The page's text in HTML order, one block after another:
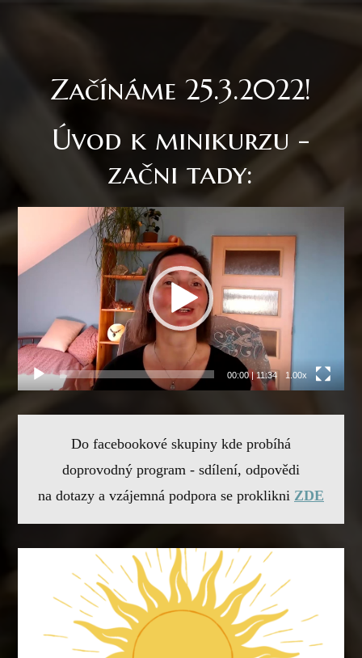
Začínáme 25.3.2022!
Úvod k minikurzu -
začni tady:
přehrávač
00:00|11:34 1.00x
Do facebookové skupiny kde probíhá
doprovodný program - sdílení, odpovědi
na dotazy a vzájemná podpora se proklikni ZDE